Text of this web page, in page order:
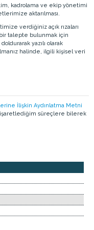
kadrolama ve ekip yönetimi
aktarılması.
verdiğiniz açık rızaları
talepte bulunmak için
yazılı olarak
halinde, ilgili kişisel veri
İlişkin Aydınlatma Metni
işaretlediğim süreçlere bilerek